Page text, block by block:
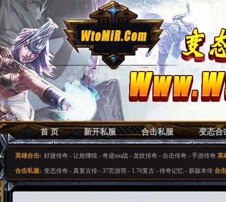
首 页 新开私服 合击私服 变态合
英雄合击: 好捷传奇 - 让敖继续 - 奇迹mu战 - 龙纹传奇 - 合击传奇 - 手游传奇 英
合击私服: 变态传奇 - 真复古传 - 37页游简 - 1.76复古 - 传奇记忆 - 新版本传 合